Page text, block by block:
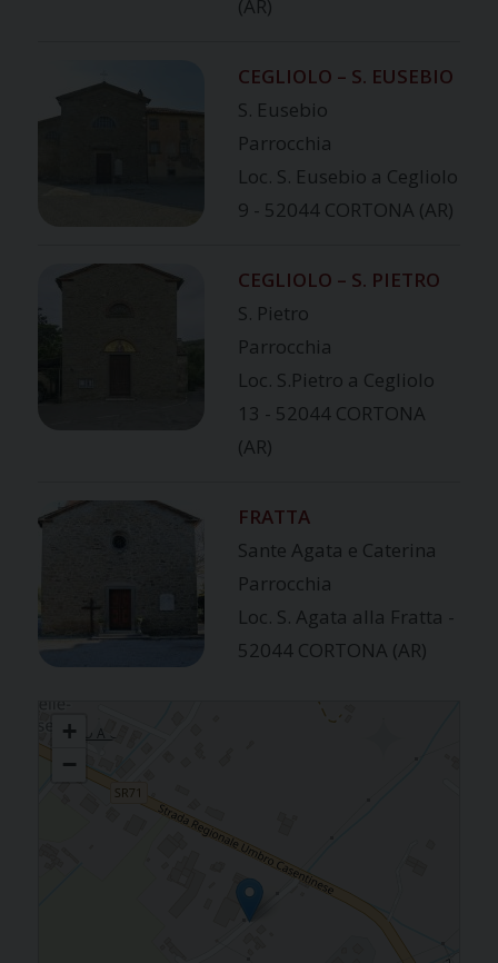
(AR)
CEGLIOLO – S. EUSEBIO
S. Eusebio
Parrocchia
Loc. S. Eusebio a Cegliolo
9 - 52044 CORTONA (AR)
CEGLIOLO – S. PIETRO
S. Pietro
Parrocchia
Loc. S.Pietro a Cegliolo
13 - 52044 CORTONA
(AR)
FRATTA
Sante Agata e Caterina
Parrocchia
Loc. S. Agata alla Fratta -
52044 CORTONA (AR)
UNITA' PASTORALE DELLA VAL DI LORETO: S.EUSEBIO A CEGLIOLO,
S.PIETRO A CEGLIOLO, BOCENA, FRATTA
+
−